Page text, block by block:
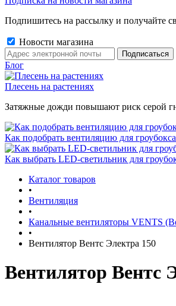
Подпишитесь на рассылку и получайте
Новости магазина
Блог
Плесень на растениях
Затяжные дожди повышают риск серой
Как подобрать вентиляцию для
Как выбрать LED-светильник для
Каталог товаров
•
Вентиляция
•
Канальные вентиляторы VENTS
•
Вентилятор Вентс Электра 150
Вентилятор Вентс